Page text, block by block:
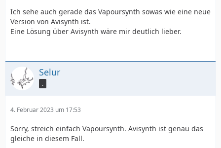
Ich sehe auch gerade das Vapoursynth sowas wie eine neue
Version von Avisynth ist.
Eine Lösung über Avisynth wäre mir deutlich lieber.
Selur
.
4. Februar 2023 um 17:53
Sorry, streich einfach Vapoursynth. Avisynth ist genau das
gleiche in diesem Fall.